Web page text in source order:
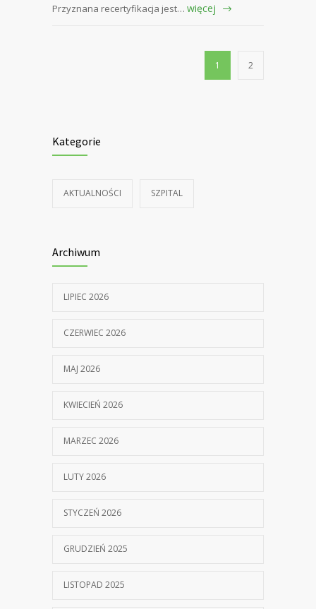
Przyznana recertyfikacja jest… więcej
1 2
Kategorie
AKTUALNOŚCI SZPITAL
Archiwum
LIPIEC 2026
CZERWIEC 2026
MAJ 2026
KWIECIEŃ 2026
MARZEC 2026
LUTY 2026
STYCZEŃ 2026
GRUDZIEŃ 2025
LISTOPAD 2025